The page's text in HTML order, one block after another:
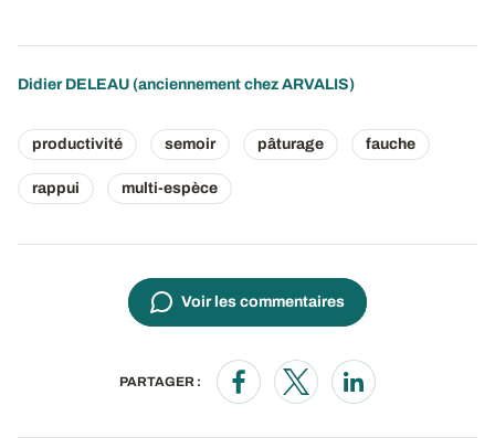
Didier DELEAU (anciennement chez ARVALIS)
productivité semoir pâturage fauche
rappui multi-espèce
Voir les commentaires
PARTAGER :
Opens in a new window
Opens in a new window
Opens in a new